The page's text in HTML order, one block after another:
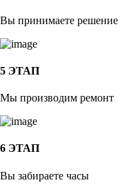
Вы принимаете решение
5 ЭТАП
Мы производим ремонт
6 ЭТАП
Вы забираете часы